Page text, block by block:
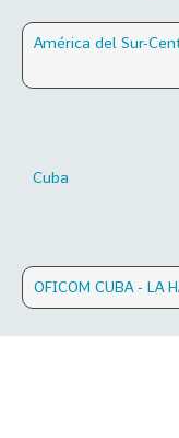
América del Sur-
Cuba
OFICOM CUBA - LA